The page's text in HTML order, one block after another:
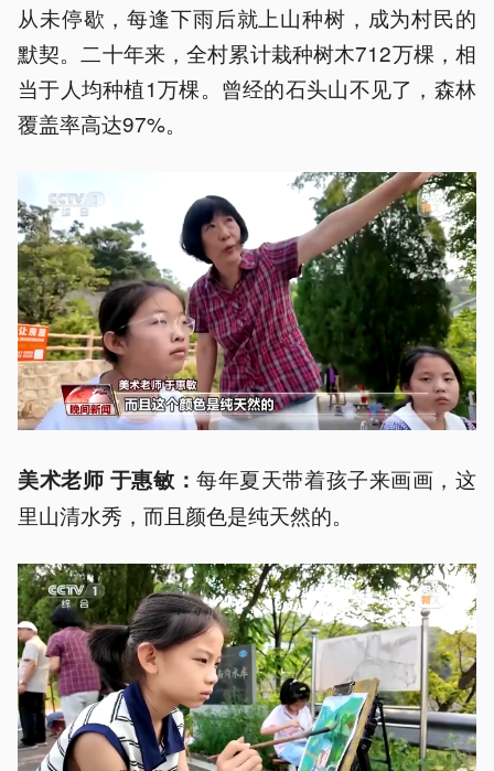
从未停歇，每逢下雨后就上山种树，成为村民的
默契。二十年来，全村累计栽种树木712万棵，相
当于人均种植1万棵。曾经的石头山不见了，森林
覆盖率高达97%。
美术老师 于惠敏：每年夏天带着孩子来画画，这
里山清水秀，而且颜色是纯天然的。